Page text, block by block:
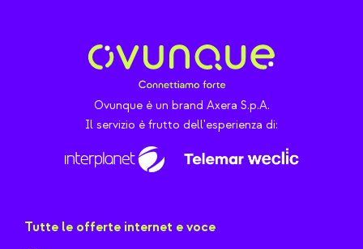
Ovunque è un brand Axera S.p.A.
Il servizio è frutto dell'esperienza di:
Tutte le offerte internet e voce